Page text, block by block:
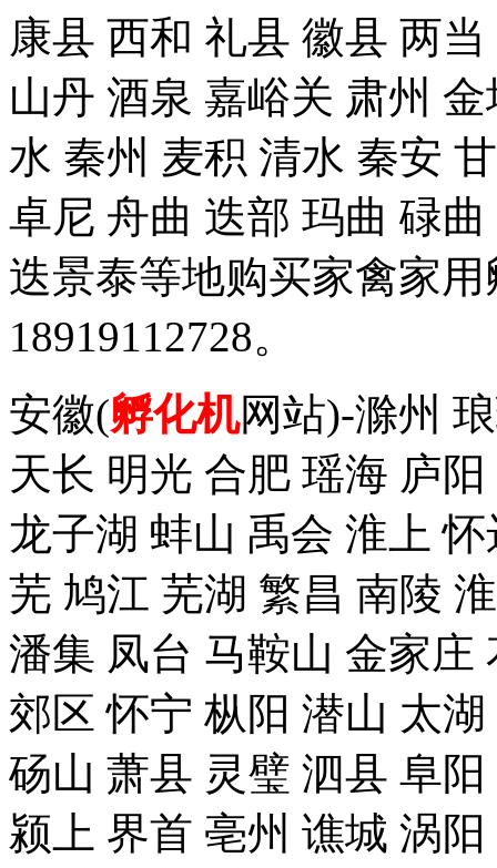
康县 西和 礼县 徽县 两
山丹 酒泉 嘉峪关 肃州
水 秦州 麦积 清水 秦安
卓尼 舟曲 迭部 玛曲 碌
迭景泰等地购买家禽家
18919112728。
安徽(孵化机网站)-滁州
天长 明光 合肥 瑶海 庐
龙子湖 蚌山 禹会 淮上
芜 鸠江 芜湖 繁昌 南陵
潘集 凤台 马鞍山 金家庄
郊区 怀宁 枞阳 潜山 太
砀山 萧县 灵璧 泗县 阜
颍上 界首 亳州 谯城 涡